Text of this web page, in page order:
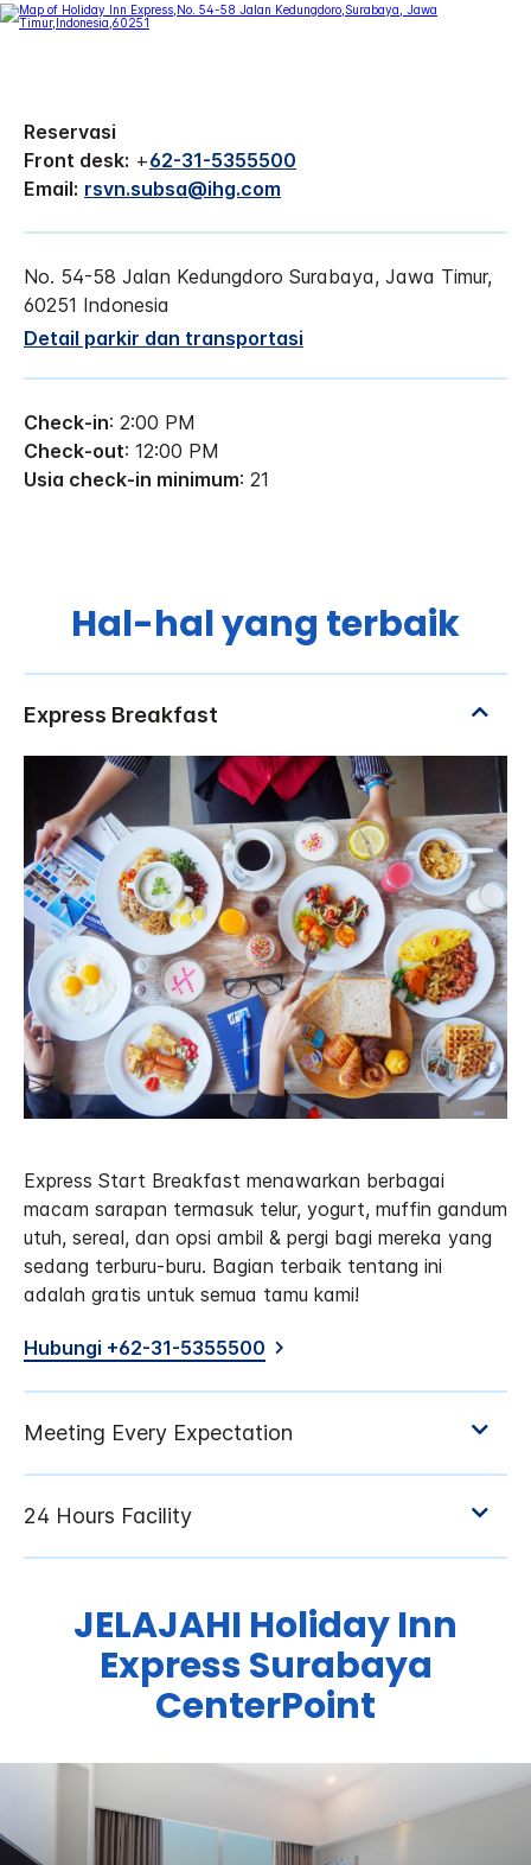
Reservasi
Front desk: +62-31-5355500
Email: rsvn.subsa@ihg.com
No. 54-58 Jalan Kedungdoro Surabaya, Jawa Timur,
60251 Indonesia
Detail parkir dan transportasi
Check-in: 2:00 PM
Check-out: 12:00 PM
Usia check-in minimum: 21
Hal-hal yang terbaik
Express Start Breakfast menawarkan berbagai
macam sarapan termasuk telur, yogurt, muffin gandum
utuh, sereal, dan opsi ambil & pergi bagi mereka yang
sedang terburu-buru. Bagian terbaik tentang ini
adalah gratis untuk semua tamu kami!
Hubungi +62-31-5355500
JELAJAHI Holiday Inn
ExpressSurabaya
CenterPoint